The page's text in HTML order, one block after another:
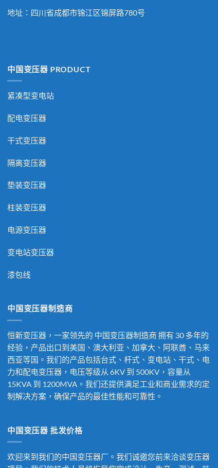
地址：四川省成都市锦江区锦屏路780号
中国变压器 PRODUCT
紧凑型变电站
配电变压器
干式变压器
隔离变压器
垫装变压器
柱装变压器
电源变压器
变电站变压器
漆包线
中国变压器制造商
恒新变压器，一家领先的 中国变压器制造商 拥有 30 多年的
经验，产品出口到美国、澳大利亚、加拿大、阿联酋、马来
西亚等国。我们的产品包括台式、杆式、变电站、干式、电
力和配电变压器，电压等级从 6KV 到 500KV，容量从
15KVA 到 1200MVA。我们还提供满足工业和商业需求的定
制解决方案，确保产品的最佳性能和可靠性。
中国变压器 批发价格
欢迎来到我们的中国变压器厂。我们诚邀您前来洽谈变压器